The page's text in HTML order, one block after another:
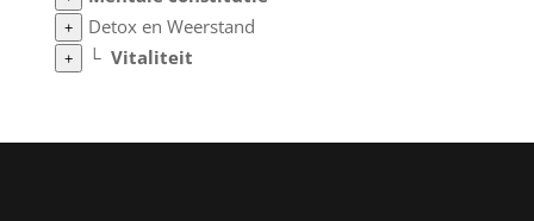
+ Detox en Weerstand
+ └ Vitaliteit